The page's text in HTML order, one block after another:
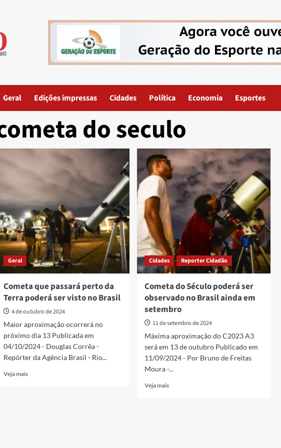
Geral Edições impressas Cidades Política Economia Esportes
do seculo
Geral
Cometa que passará perto da
Terra poderá ser visto no Brasil
4 de outubro de 2024
Maior aproximação ocorrerá no
próximo dia 13 Publicada em
04/10/2024 - Douglas Corrêa -
Repórter da Agência Brasil - Rio...
Veja maisRead
Cidades Reporter Cidadão
Cometa do Século poderá ser
observado no Brasil ainda em
setembro
11 de setembro de 2024
Máxima aproximação do C2023 A3
será em 13 de outubro Publicado em
11/09/2024 - Por Bruno de Freitas
Moura -...
Veja maisRead